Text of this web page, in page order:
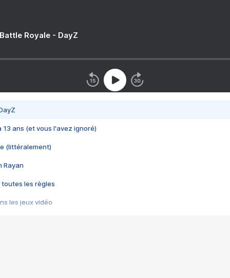
Royale - DayZ
13 ans (et vous l'avez ignoré)
(littéralement)
Rayan
toutes les règles
les jeux vidéo